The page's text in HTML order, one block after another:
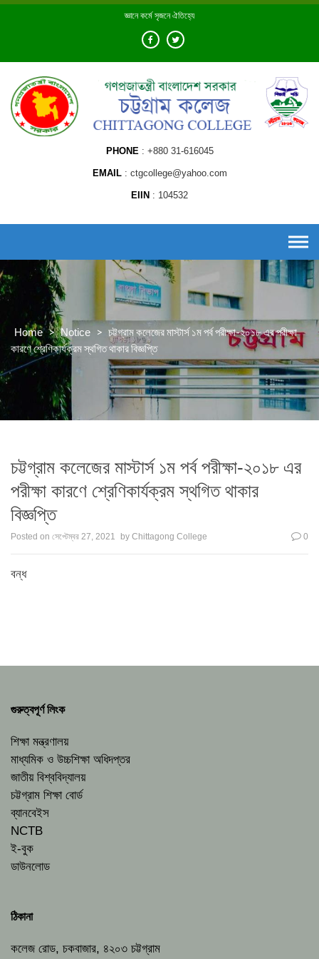
Skip
জ্ঞানে কর্মে সৃজনে ঐতিহ্যে
PHONE +880 31-616045
EMAIL ctgcollege@yahoo.com
EIIN 104532
Home > Notice > চট্টগ্রাম কলেজের মাস্টার্স ১ম পর্ব পরীক্ষা-২০১৮ এর পরীক্ষা
কারণে শ্রেণিকার্যক্রম স্থগিত থাকার বিজ্ঞপ্তি
চট্টগ্রাম কলেজের মাস্টার্স ১ম পর্ব পরীক্ষা-২০১৮ এর
পরীক্ষা কারণে শ্রেণিকার্যক্রম স্থগিত থাকার
বিজ্ঞপ্তি
Posted on সেপ্টেম্বর 27, 2021 by Chittagong College 0
বন্ধ
গুরুত্বপূর্ণ লিংক
শিক্ষা মন্ত্রণালয়
মাধ্যমিক ও উচ্চশিক্ষা অধিদপ্তর
জাতীয় বিশ্ববিদ্যালয়
চট্টগ্রাম শিক্ষা বোর্ড
ব্যানবেইস
NCTB
ই-বুক
ডাউনলোড
ঠিকানা
কলেজ রোড, চকবাজার, ৪২০৩ চট্টগ্রাম